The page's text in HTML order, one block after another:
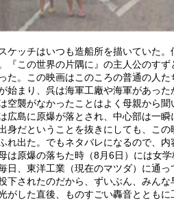
ケッチはいつも造船所を描いていた
『この世界の片隅に』の主人公のす
た。この映画はこのころの普通の人
始まり、呉は海軍工廠や海軍があっ
空襲がなかったことはよく母親から
広島に原爆が落とされ、中心部は一
身だということを抜きにしても、こ
れ出た。でもネタバレになるので、内
は原爆の落ちた時（8月6日）には女
日、東洋工業（現在のマツダ）に通
下されたのだから、ずいぶん、みんな
がした直後、ものすごい轟音ととも